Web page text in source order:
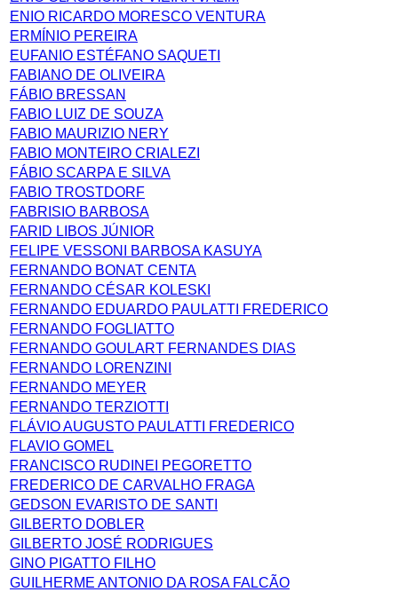
ENIO RICARDO MORESCO VENTURA
ERMÍNIO PEREIRA
EUFANIO ESTÉFANO SAQUETI
FABIANO DE OLIVEIRA
FÁBIO BRESSAN
FABIO LUIZ DE SOUZA
FABIO MAURIZIO NERY
FABIO MONTEIRO CRIALEZI
FÁBIO SCARPA E SILVA
FABIO TROSTDORF
FABRISIO BARBOSA
FARID LIBOS JÚNIOR
FELIPE VESSONI BARBOSA KASUYA
FERNANDO BONAT CENTA
FERNANDO CÉSAR KOLESKI
FERNANDO EDUARDO PAULATTI FREDERICO
FERNANDO FOGLIATTO
FERNANDO GOULART FERNANDES DIAS
FERNANDO LORENZINI
FERNANDO MEYER
FERNANDO TERZIOTTI
FLÁVIO AUGUSTO PAULATTI FREDERICO
FLAVIO GOMEL
FRANCISCO RUDINEI PEGORETTO
FREDERICO DE CARVALHO FRAGA
GEDSON EVARISTO DE SANTI
GILBERTO DOBLER
GILBERTO JOSÉ RODRIGUES
GINO PIGATTO FILHO
GUILHERME ANTONIO DA ROSA FALCÃO